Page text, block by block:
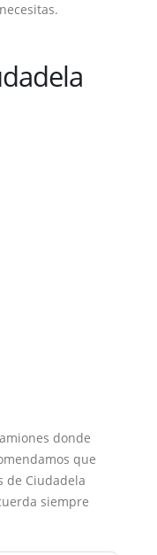
donde
que
de Ciudadela
siempre